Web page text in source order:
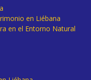
en Liébana
en el Entorno Natural